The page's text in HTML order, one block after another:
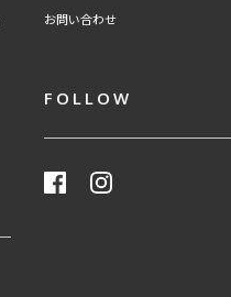
お問い合わせ
FOLLOW